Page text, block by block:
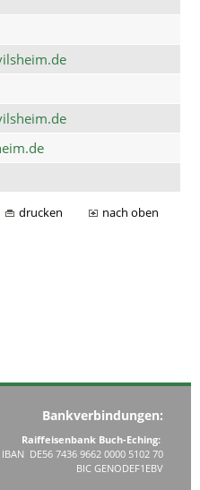
drucken nach oben
Bankverbindungen:
Raiffeisenbank Buch-Eching:
IBAN DE56 7436 9662 0000 5102 70
BIC GENODEF1EBV